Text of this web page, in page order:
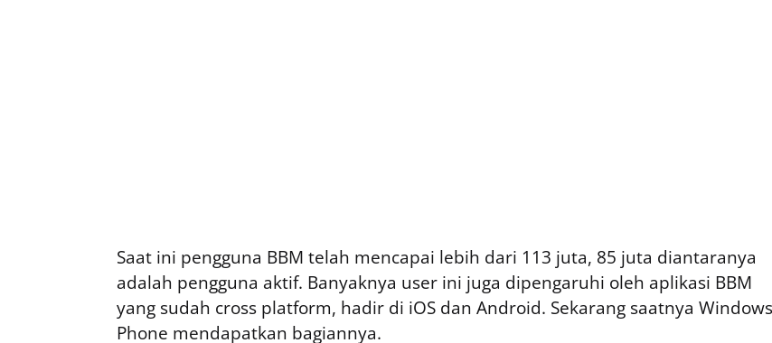
Saat ini pengguna BBM telah mencapai lebih dari 113 juta, 85 juta diantaranya
adalah pengguna aktif. Banyaknya user ini juga dipengaruhi oleh aplikasi BBM
yang sudah cross platform, hadir di iOS dan Android. Sekarang saatnya Windows
Phone mendapatkan bagiannya.